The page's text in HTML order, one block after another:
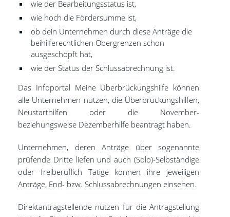
wie der Bearbeitungsstatus ist,
wie hoch die Fördersumme ist,
ob dein Unternehmen durch diese Anträge die
beihilferechtlichen Obergrenzen schon
ausgeschöpft hat,
wie der Status der Schlussabrechnung ist.
Das Infoportal Meine Überbrückungshilfe können
alle Unternehmen nutzen, die Überbrückungshilfen,
Neustarthilfen oder die November-
beziehungsweise Dezemberhilfe beantragt haben.
Unternehmen, deren Anträge über sogenannte
prüfende Dritte liefen und auch (Solo)-Selbständige
oder freiberuflich Tätige können ihre jeweiligen
Anträge, End- bzw. Schlussabrechnungen einsehen.
Direktantragstellende nutzen für die Antragstellung